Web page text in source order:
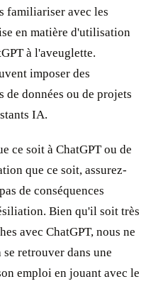
familiariser avec les
en matière d'utilisation
à l'aveuglette.
imposer des
données ou de projets
IA.
ce soit à ChatGPT ou de
que ce soit, assurez-
de conséquences
Bien qu'il soit très
avec ChatGPT, nous ne
retrouver dans une
emploi en jouant avec le